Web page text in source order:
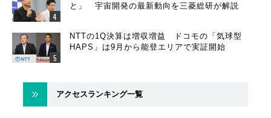
と」 宇宙開発の最新動向を三菱総研が解説
NTTの1Q決算は増収増益 ドコモの「気球型
HAPS」は9月から能登エリアで実証開始
アクセスランキング一覧